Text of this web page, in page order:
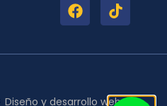
Diseño y desarrollo web por